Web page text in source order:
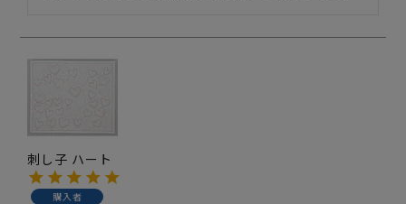
刺し子 ハート
購入者